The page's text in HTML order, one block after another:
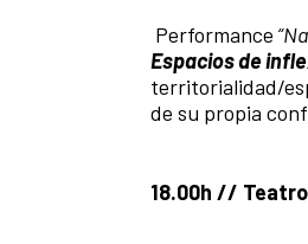
Performance
Espacios de
territorialidad/
de su propia
18.00h // Teatro